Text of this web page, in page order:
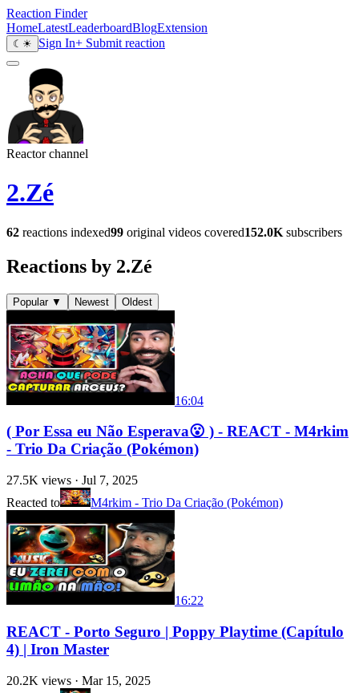
Reaction Finder
HomeLatestLeaderboardBlogExtension
☾ ☀ Sign In+ Submit reaction
Reactor channel
2.Zé
62 reactions indexed99 original videos covered152.0K subscribers
Reactions by 2.Zé
Popular ▼ Newest Oldest
16:04
( Por Essa eu Não Esperava😮 ) - REACT - M4rkim
- Trio Da Criação (Pokémon)
27.5K views · Jul 7, 2025
Reacted to
M4rkim - Trio Da Criação (Pokémon)
16:22
REACT - Porto Seguro | Poppy Playtime (Capítulo
4) | Iron Master
20.2K views · Mar 15, 2025